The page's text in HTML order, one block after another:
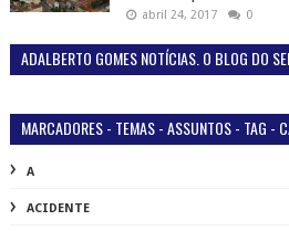
abril 24, 2017 0
ADALBERTO GOMES NOTÍCIAS. O BLOG DO
MARCADORES - TEMAS - ASSUNTOS - TAG -
A
ACIDENTE